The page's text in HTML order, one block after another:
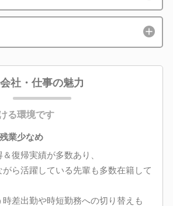
会社・仕事の魅力
る環境です
業少なめ
復帰実績が多数あり、
ら活躍している先輩も多数在籍して
差出勤や時短勤務への切り替えも